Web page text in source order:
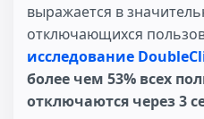
выражается в
отключающихся
исследование
более чем 53% всех
отключаются через 3